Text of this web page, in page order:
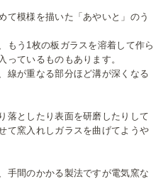
て模様を描いた「あやいと」のう
もう1枚の板ガラスを溶着して作ら
っているものもあります。
線が重なる部分ほど溝が深くなる
落としたり表面を研磨したりして
て窯入れしガラスを曲げてようや
手間のかかる製法ですが電気窯な